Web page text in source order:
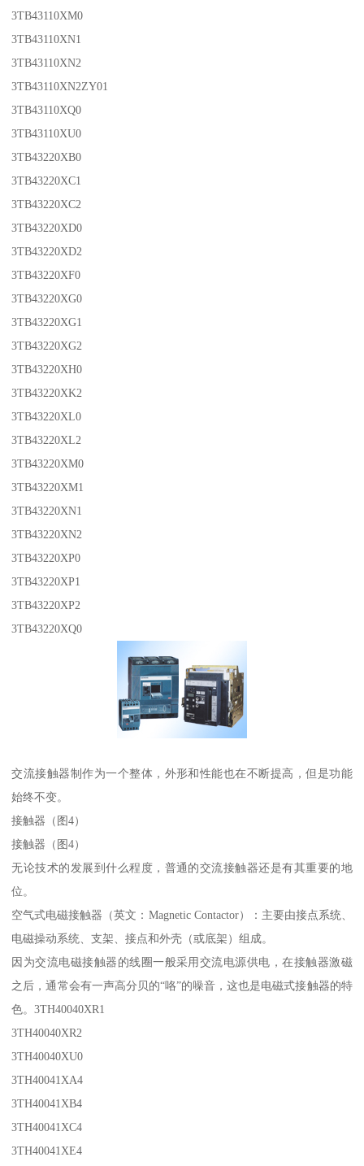
3TB43110XM0
3TB43110XN1
3TB43110XN2
3TB43110XN2ZY01
3TB43110XQ0
3TB43110XU0
3TB43220XB0
3TB43220XC1
3TB43220XC2
3TB43220XD0
3TB43220XD2
3TB43220XF0
3TB43220XG0
3TB43220XG1
3TB43220XG2
3TB43220XH0
3TB43220XK2
3TB43220XL0
3TB43220XL2
3TB43220XM0
3TB43220XM1
3TB43220XN1
3TB43220XN2
3TB43220XP0
3TB43220XP1
3TB43220XP2
3TB43220XQ0
交流接触器制作为一个整体，外形和性能也在不断提高，但是功能
始终不变。
接触器（图4）
接触器（图4）
无论技术的发展到什么程度，普通的交流接触器还是有其重要的地
位。
空气式电磁接触器（英文：Magnetic Contactor）：主要由接点系统、
电磁操动系统、支架、接点和外壳（或底架）组成。
因为交流电磁接触器的线圈一般采用交流电源供电，在接触器激磁
之后，通常会有一声高分贝的“咯”的噪音，这也是电磁式接触器的特
色。3TH40040XR1
3TH40040XR2
3TH40040XU0
3TH40041XA4
3TH40041XB4
3TH40041XC4
3TH40041XE4